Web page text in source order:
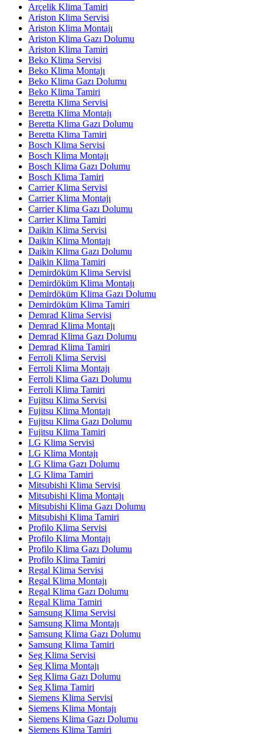
Arçelik Klima Tamiri
Ariston Klima Servisi
Ariston Klima Montajı
Ariston Klima Gazı Dolumu
Ariston Klima Tamiri
Beko Klima Servisi
Beko Klima Montajı
Beko Klima Gazı Dolumu
Beko Klima Tamiri
Beretta Klima Servisi
Beretta Klima Montajı
Beretta Klima Gazı Dolumu
Beretta Klima Tamiri
Bosch Klima Servisi
Bosch Klima Montajı
Bosch Klima Gazı Dolumu
Bosch Klima Tamiri
Carrier Klima Servisi
Carrier Klima Montajı
Carrier Klima Gazı Dolumu
Carrier Klima Tamiri
Daikin Klima Servisi
Daikin Klima Montajı
Daikin Klima Gazı Dolumu
Daikin Klima Tamiri
Demirdöküm Klima Servisi
Demirdöküm Klima Montajı
Demirdöküm Klima Gazı Dolumu
Demirdöküm Klima Tamiri
Demrad Klima Servisi
Demrad Klima Montajı
Demrad Klima Gazı Dolumu
Demrad Klima Tamiri
Ferroli Klima Servisi
Ferroli Klima Montajı
Ferroli Klima Gazı Dolumu
Ferroli Klima Tamiri
Fujitsu Klima Servisi
Fujitsu Klima Montajı
Fujitsu Klima Gazı Dolumu
Fujitsu Klima Tamiri
LG Klima Servisi
LG Klima Montajı
LG Klima Gazı Dolumu
LG Klima Tamiri
Mitsubishi Klima Servisi
Mitsubishi Klima Montajı
Mitsubishi Klima Gazı Dolumu
Mitsubishi Klima Tamiri
Profilo Klima Servisi
Profilo Klima Montajı
Profilo Klima Gazı Dolumu
Profilo Klima Tamiri
Regal Klima Servisi
Regal Klima Montajı
Regal Klima Gazı Dolumu
Regal Klima Tamiri
Samsung Klima Servisi
Samsung Klima Montajı
Samsung Klima Gazı Dolumu
Samsung Klima Tamiri
Seg Klima Servisi
Seg Klima Montajı
Seg Klima Gazı Dolumu
Seg Klima Tamiri
Siemens Klima Servisi
Siemens Klima Montajı
Siemens Klima Gazı Dolumu
Siemens Klima Tamiri